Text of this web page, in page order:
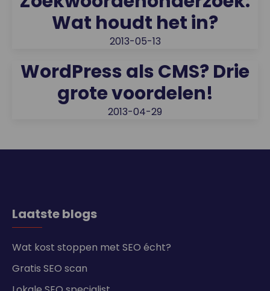
Wat houdt het in?
2013-05-13
WordPress als CMS? Drie
grote voordelen!
2013-04-29
Laatste blogs
Wat kost stoppen met SEO écht?
Gratis SEO scan